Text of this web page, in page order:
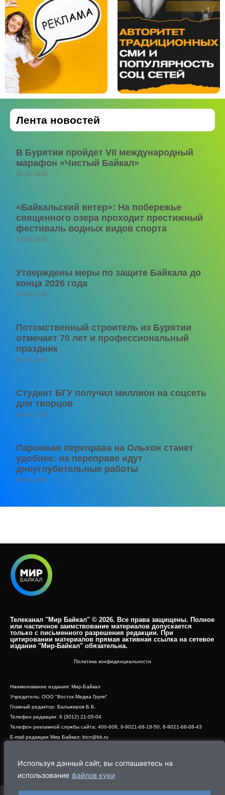
Используя данный сайт, вы соглашаетесь на
использование файлов куки
Лента новостей
В Бурятии пройдет VII международный
марафон «Чистый Байкал»
08.08.2026
«Байкальский ветер»: На побережье
священного озера проходит престижный
фестиваль водных видов спорта
07.08.2026
Утверждены меры по защите Байкала до
конца 2026 года
06.08.2026
Потомственный строитель из Бурятии
отмечает 70 лет и профессиональный
праздник
06.08.2026
Студент БГУ получил миллион на соцсеть
для творцов
06.08.2026
Паромная переправа на Ольхон станет
удобнее: на переправе идут
дноуглубительные работы
06.08.2026
Телеканал "Мир Байкал" © 2026. Все права защищены. Полное
или частичное заимствование материалов допускается
только с письменного разрешения редакции. При
цитировании материалов прямая активная ссылка на сетевое
издание "Мир-Байкал" обязательна.​
Политика конфиденциальности
Наименование издания: Мир-Байкал
Учредитель: ООО "Восток Медиа Групп"
Главный редактор: Бальжиров Б.Б.
Телефон редакции: 8 (3012) 21-05-04
Телефон рекламной службы сайта: 400-608, 8-9021-68-18-50, 8-9021-68-08-43
E-mail редакции Мир Байкал: bicn@bk.ru
Адрес редакции: 670000, г. Улан-Удэ, ул. Профсоюзная, дом 44, офис 1